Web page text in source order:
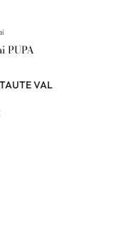
PUPA
VAL